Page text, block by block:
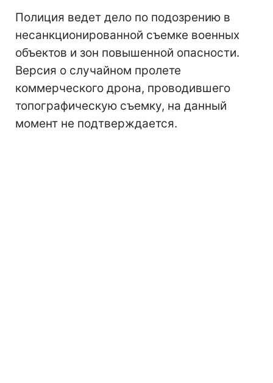
Полиция ведет дело по подозрению в
несанкционированной съемке военных
объектов и зон повышенной опасности.
Версия о случайном пролете
коммерческого дрона, проводившего
топографическую съемку, на данный
момент не подтверждается.